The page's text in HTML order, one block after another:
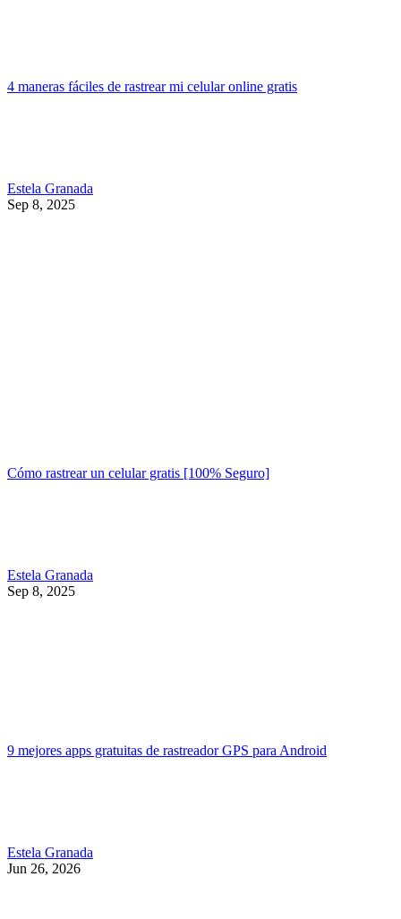
4 maneras fáciles de rastrear mi celular online gratis
Estela Granada
Sep 8, 2025
Cómo rastrear un celular gratis [100% Seguro]
Estela Granada
Sep 8, 2025
9 mejores apps gratuitas de rastreador GPS para Android
Estela Granada
Jun 26, 2026